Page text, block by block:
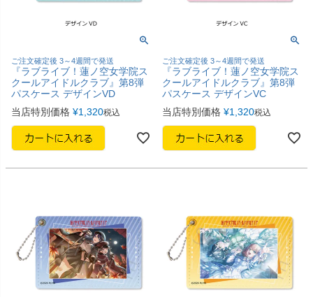
ご注文確定後 3～4週間で発送
『ラブライブ！蓮ノ空女学院ス
クールアイドルクラブ』第8弾
パスケース デザインVD
当店特別価格 ¥1,320税込
ご注文確定後 3～4週間で発送
『ラブライブ！蓮ノ空女学院ス
クールアイドルクラブ』第8弾
パスケース デザインVC
当店特別価格 ¥1,320税込